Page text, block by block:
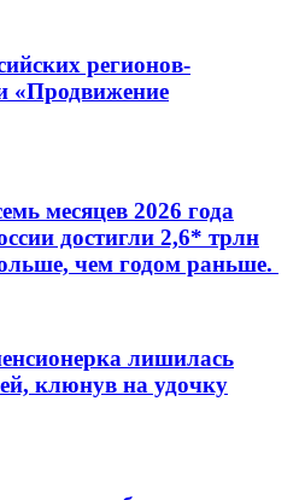
регионов-
«Продвижение
месяцев 2026 года
достигли 2,6* трлн
чем годом раньше.
лишилась
клюнув на удочку